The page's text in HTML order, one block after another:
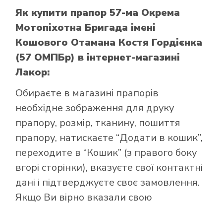
Як купити прапор 57-ма Окрема
Мотопіхотна Бригада імені
Кошового Отамана Костя Гордієнка
(57 ОМПБр) в інтернет-магазині
Лакор:
Обираєте в магазині прапорів
необхідне зображення для друку
прапору, розмір, тканину, пошиття
прапору, натискаєте “Додати в кошик”,
переходите в “Кошик” (з правого боку
вгорі сторінки), вказуєте свої контактні
дані і підтверджуєте своє замовлення.
Якщо Ви вірно вказали свою